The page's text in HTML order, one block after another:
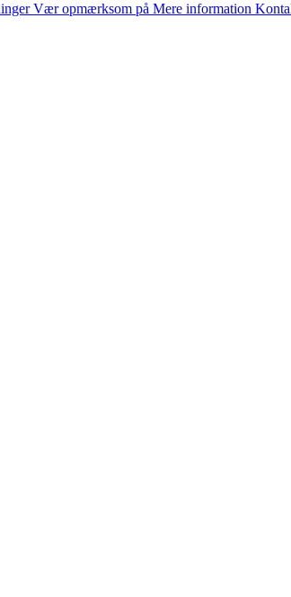
Vær opmærksom på Mere information